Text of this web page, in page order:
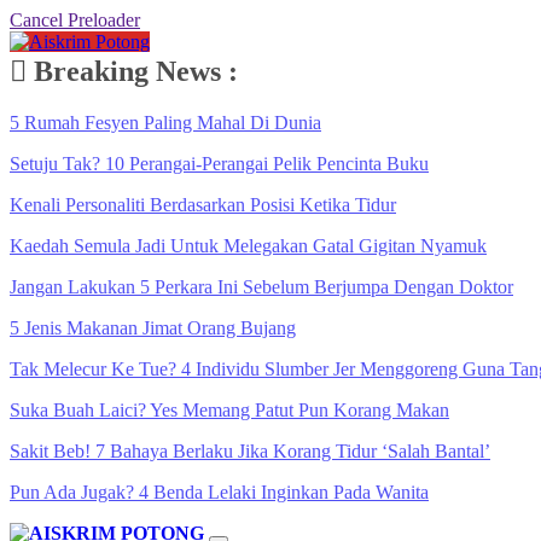
Cancel Preloader
Breaking News :
5 Rumah Fesyen Paling Mahal Di Dunia
Setuju Tak? 10 Perangai-Perangai Pelik Pencinta Buku
Kenali Personaliti Berdasarkan Posisi Ketika Tidur
Kaedah Semula Jadi Untuk Melegakan Gatal Gigitan Nyamuk
Jangan Lakukan 5 Perkara Ini Sebelum Berjumpa Dengan Doktor
5 Jenis Makanan Jimat Orang Bujang
Tak Melecur Ke Tue? 4 Individu Slumber Jer Menggoreng Guna
Suka Buah Laici? Yes Memang Patut Pun Korang Makan
Sakit Beb! 7 Bahaya Berlaku Jika Korang Tidur ‘Salah Bantal’
Pun Ada Jugak? 4 Benda Lelaki Inginkan Pada Wanita